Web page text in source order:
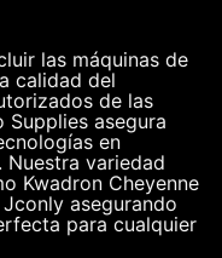
las máquinas de
calidad del
de las
Supplies asegura
en
variedad
Kwadron Cheyenne
asegurando
para cualquier